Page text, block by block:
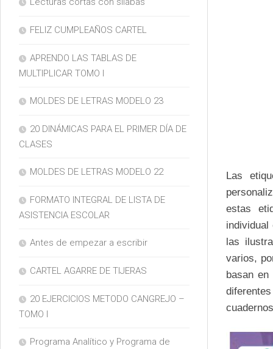
Las
estas
individual
las
varios,
basan
FELIZ CUMPLEAÑOS CARTEL
APRENDO LAS TABLAS DE
MULTIPLICAR TOMO I
MOLDES DE LETRAS MODELO 23
20 DINÁMICAS PARA EL PRIMER DÍA DE
CLASES
MOLDES DE LETRAS MODELO 22
FORMATO INTEGRAL DE LISTA DE
ASISTENCIA ESCOLAR
Antes de empezar a escribir
CARTEL AGARRE DE TIJERAS
20 EJERCICIOS METODO CANGREJO –
TOMO I
Programa Analítico y Programa de